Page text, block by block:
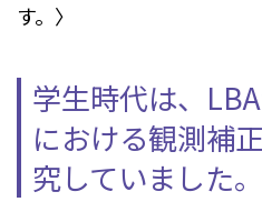
す。〉
学生時代は、
における観測補
究していました。